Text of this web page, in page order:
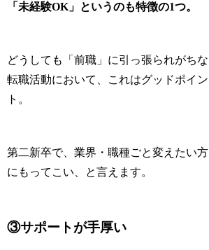
「未経験OK」というのも特徴の1つ。
どうしても「前職」に引っ張られがちな
転職活動において、これはグッドポイン
ト 。
第二新卒で、業界・職種ごと変えたい方
にもってこい、と言えます。
③サポートが手厚い